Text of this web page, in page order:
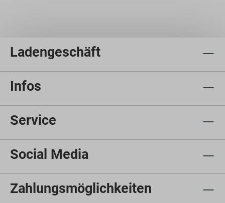
Ladengeschäft
Infos
Service
Social Media
Zahlungsmöglichkeiten